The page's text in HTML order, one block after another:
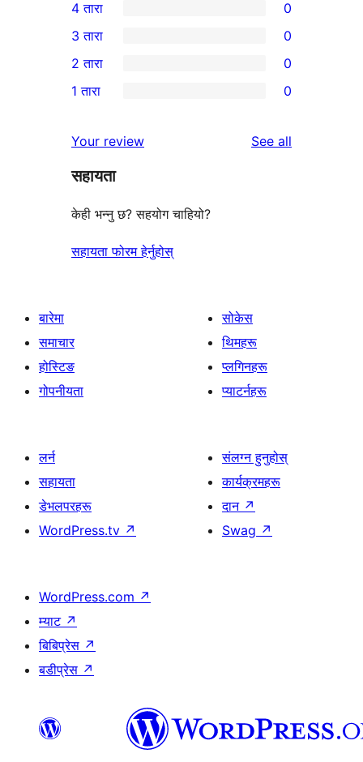
5-
तारा
समीक्षा
4-
तारा
समीक्षाहरू
4 तारा 0
0
3-
तारा
3 तारा 0
2-
समीक्षाहरू
2 तारा 0
तारा
समीक्षाहरू
1 तारा 0
Your review See all
सहायता
केही भन्नु छ? सहयोग चाहियो?
सहायता फोरम हेर्नुहोस्
बारेमा
समाचार
होस्टिङ
गोपनीयता
सोकेस
थिमहरू
प्लगिनहरू
प्याटर्नहरू
लर्न
सहायता
डेभलपरहरू
WordPress.tv ↗
संलग्न हुनुहोस्
कार्यक्रमहरू
दान ↗
Swag ↗
WordPress.com ↗
म्याट ↗
बिबिप्रेस ↗
बडीप्रेस ↗